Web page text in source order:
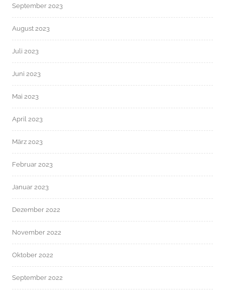
September 2023
August 2023
Juli 2023
Juni 2023
Mai 2023
April 2023
März 2023
Februar 2023
Januar 2023
Dezember 2022
November 2022
Oktober 2022
September 2022